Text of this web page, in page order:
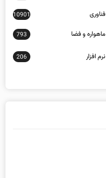
فناوری 10901
ماهواره و فضا 793
نرم افزار 206